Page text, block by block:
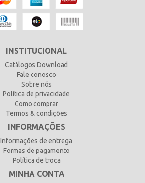
INSTITUCIONAL
Catálogos Download
Fale conosco
Sobre nós
Política de privacidade
Como comprar
Termos & condições
INFORMAÇÕES
Informações de entrega
Formas de pagamento
Política de troca
MINHA CONTA